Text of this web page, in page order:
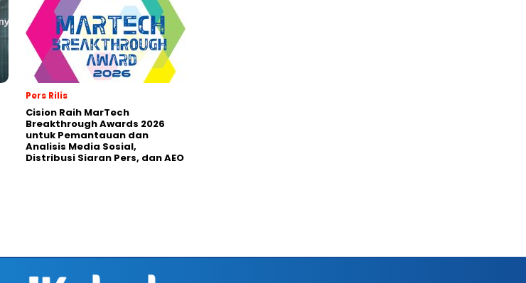
Pers Rilis
Cision Raih MarTech
Breakthrough Awards 2026
untuk Pemantauan dan
Analisis Media Sosial,
Distribusi Siaran Pers, dan AEO